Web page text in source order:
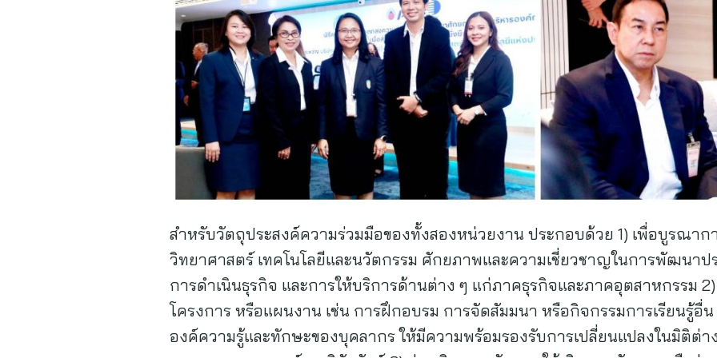
สำหรับวัตถุประสงค์ความร่วมมือของทั้งสองหน่วยงาน ประกอบด้วย 1) เพื่อบูรณาก
วิทยาศาสตร์ เทคโนโลยีและนวัตกรรม ศักยภาพและความเชี่ยวชาญในการพัฒนา
การดำเนินธุรกิจ และการให้บริการด้านต่าง ๆ แก่ภาคธุรกิจและภาคอุตสาหกรรม
โครงการ หรือแผนงาน เช่น การฝึกอบรม การจัดสัมมนา หรือกิจกรรมการเรียนรู้อื่
องค์ความรู้และทักษะของบุคลากร ให้มีความพร้อมรองรับการเปลี่ยนแปลงในมิติต่า